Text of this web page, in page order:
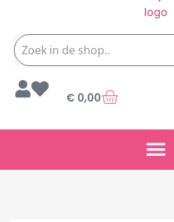
€ 0,00